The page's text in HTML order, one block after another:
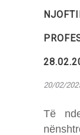
20/02/
Të